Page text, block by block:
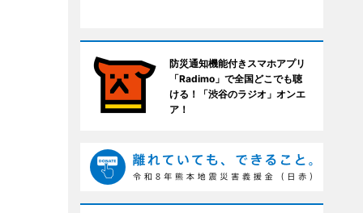
防災通知機能付きスマホアプリ
「Radimo」で全国どこでも聴
ける！「渋谷のラジオ」オンエ
ア！